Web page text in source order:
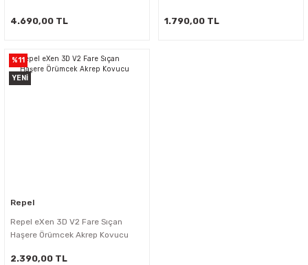
4.690,00 TL 1.790,00 TL
%11
YENİ
Repel
Repel eXen 3D V2 Fare Sıçan
Haşere Örümcek Akrep Kovucu
2.390,00 TL